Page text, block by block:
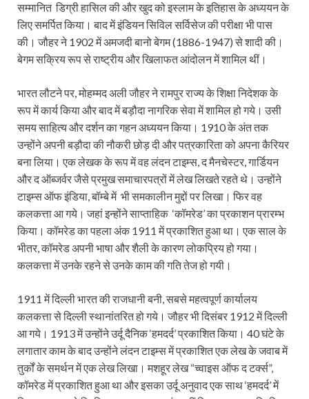
सम्मानित डिग्री हासिल की और खुद को इस्लाम के इतिहास के अध्ययन के
लिए समर्पित किया। बाद में इंडियन सिविल सर्विसेज की परीक्षा भी पास
की। जौहर ने 1902 में अमजदी बानो बेगम (1886-1947) से शादी की।
बेगम सक्रिय रूप से राष्ट्रीय और खिलाफत आंदोलन में शामिल थीं।
भारत लौटने पर, मोहम्मद अली जौहर ने रामपुर राज्य के शिक्षा निदेशक के
रूप में कार्य किया और बाद में बड़ौदा नागरिक सेवा में शामिल हो गये। उसी
समय साहित्य और दर्शन का गहन अध्ययन किया। 1910 के अंत तक
उन्होंने अपनी बड़ौदा की नौकरी छोड़ दी और पत्रकारिता को अपना कैरियर
बना लिया। एक लेखक के रूप में वह लंदन टाइम्स, द मैनचेस्टर, गार्डियन
और द ऑब्जर्वर जैसे प्रमुख समाचारपत्रों में लेख लिखते रहते थे। उन्होंने
टाइम्स ऑफ इंडिया, बॉम्बे में भी समकालीन मुद्दों पर लिखा। फिर वह
कलकत्ता आ गये। जहां इन्होंने साप्ताहिक ‘कॉमरेड’ का प्रकाशन प्रारम्भ
किया। कॉमरेड का पहला अंक 1911 में प्रकाशित हुआ था। एक साल के
भीतर, कॉमरेड अपनी भाषा और शैली के कारण लोकप्रिय हो गया।
कलकत्ता में उनके रहने से उनके काम की गति तेज हो गयी।
1911 में दिल्ली भारत की राजधानी बनी, सबसे महत्वपूर्ण कार्यालय
कलकत्ता से दिल्ली स्थानांतरित हो गये। जौहर भी दिसंबर 1912 में दिल्ली
आ गये। 1913 में उन्होंने उर्दू दैनिक ‘हमदर्द’ प्रकाशित किया। 40 घंटे के
लगातार काम के बाद उन्होंने लंदन टाइम्स में प्रकाशित एक लेख के जवाब में
तुर्कों के समर्थन में एक लेख लिखा। मशहूर लेख “च्वाइस ऑफ द टर्क्स”,
कॉमरेड में प्रकाशित हुआ था और इसका उर्दू अनुवाद एक साथ ‘हमदर्द’ में